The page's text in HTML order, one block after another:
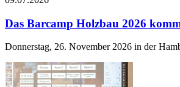
Das Barcamp Holzbau 2026
Donnerstag, 26. November 2026 in der